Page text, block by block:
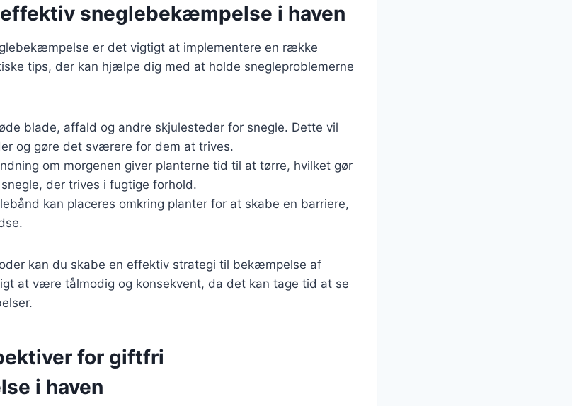
sneglebekæmpelse i haven
er det vigtigt at implementere en række
tips, der kan hjælpe dig med at holde snegleproblemerne
blade, affald og andre skjulesteder for snegle. Dette vil
og gøre det sværere for dem at trives.
om morgenen giver planterne tid til at tørre, hvilket gør
der trives i fugtige forhold.
kan placeres omkring planter for at skabe en barriere,
kan du skabe en effektiv strategi til bekæmpelse af
at være tålmodig og konsekvent, da det kan tage tid at se
for giftfri
i haven